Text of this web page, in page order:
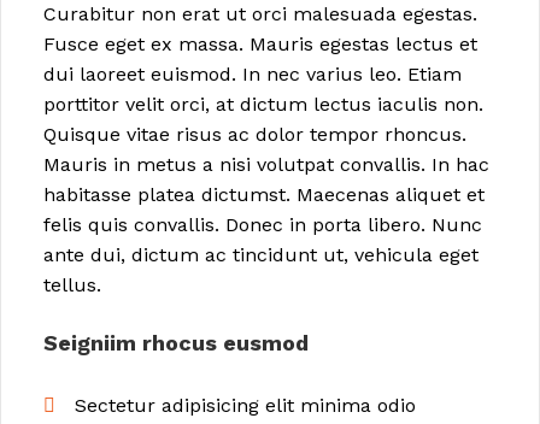
Curabitur non erat ut orci malesuada egestas.
Fusce eget ex massa. Mauris egestas lectus et
dui laoreet euismod. In nec varius leo. Etiam
porttitor velit orci, at dictum lectus iaculis non.
Quisque vitae risus ac dolor tempor rhoncus.
Mauris in metus a nisi volutpat convallis. In hac
habitasse platea dictumst. Maecenas aliquet et
felis quis convallis. Donec in porta libero. Nunc
ante dui, dictum ac tincidunt ut, vehicula eget
tellus.
Seigniim rhocus eusmod
Sectetur adipisicing elit minima odio